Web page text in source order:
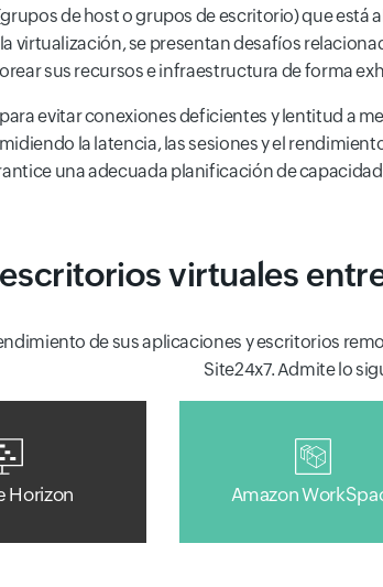
de host o grupos de escritorio) que
virtualización, se presentan desafíos
sus recursos e infraestructura de forma
evitar conexiones deficientes y lentitud a
la latencia, las sesiones y el
una adecuada planificación de
virtuales
de sus aplicaciones y escritorios
Site24x7. Admite lo
Horizon Amazon